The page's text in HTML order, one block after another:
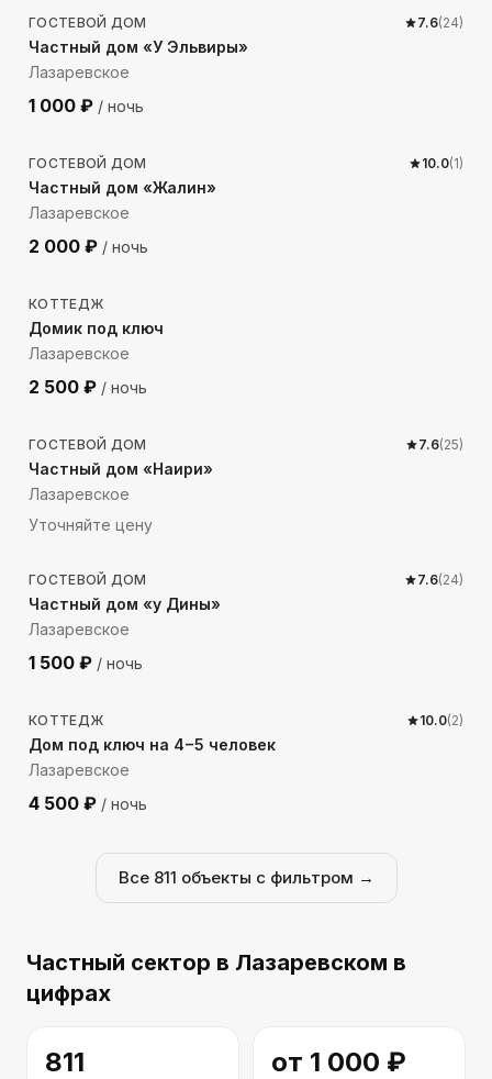
ГОСТЕВОЙ ДОМ 7.6(24)
Частный дом «У Эльвиры»
Лазаревское
1 000 ₽ / ночь
217м до моря
ГОСТЕВОЙ ДОМ 10.0(1)
Частный дом «Жалин»
Лазаревское
2 000 ₽ / ночь
139м до моря
КОТТЕДЖ
Домик под ключ
Лазаревское
2 500 ₽ / ночь
1340 м до моря
ГОСТЕВОЙ ДОМ 7.6(25)
Частный дом «Наири»
Лазаревское
Уточняйте цену
246м до моря
ГОСТЕВОЙ ДОМ 7.6(24)
Частный дом «у Дины»
Лазаревское
1 500 ₽ / ночь
160м до моря
КОТТЕДЖ 10.0(2)
Дом под ключ на 4−5 человек
Лазаревское
4 500 ₽ / ночь
Все 811 объекты с фильтром →
Частный сектор в Лазаревском в
цифрах
811 от 1 000 ₽